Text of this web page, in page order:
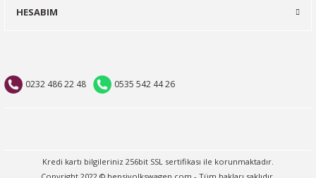
0232 486 22 48 0535 542 44 26
HESABIM
Kredi kartı bilgileriniz 256bit SSL sertifikası ile korunmaktadır.